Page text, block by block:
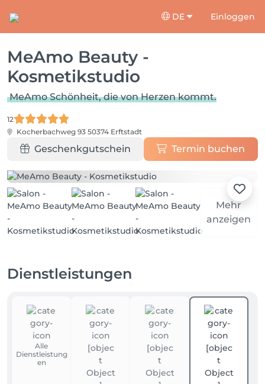
DE Einloggen
MeAmo Beauty -
Kosmetikstudio
MeAmo Schönheit, die von Herzen kommt.
12
Kocherbachweg 93 50374 Erftstadt
Geschenkgutschein Termin buchen
Mehr
anzeigen
Dienstleistungen
Alle
Dienstleistung
en